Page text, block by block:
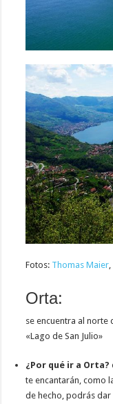
Fotos: Thomas Maier
Orta:
se encuentra al
«Lago de San Julio»
¿Por qué ir a Orta?
te encantarán, como
de hecho, podrás dar